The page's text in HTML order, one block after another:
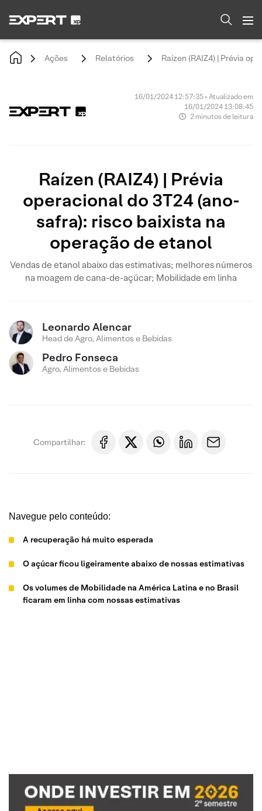
Ações Relatórios Raízen (RAIZ4) | Prévia
16/01/2024 12:57:35 • Atualizado em
16/01/2024 13:08:45
2 minutos de leitura
Raízen (RAIZ4) | Prévia
operacional do 3T24 (ano-
safra): risco baixista na
operação de etanol
Vendas de etanol abaixo das estimativas; melhores números
na moagem de cana-de-açúcar; Mobilidade em linha
Leonardo Alencar
Head de Agro, Alimentos e Bebidas
Pedro Fonseca
Agro, Alimentos e Bebidas
Compartilhar:
Navegue pelo conteúdo:
A recuperação há muito esperada
O açúcar ficou ligeiramente abaixo de nossas estimativas
Os volumes de Mobilidade na América Latina e no Brasil
ficaram em linha com nossas estimativas